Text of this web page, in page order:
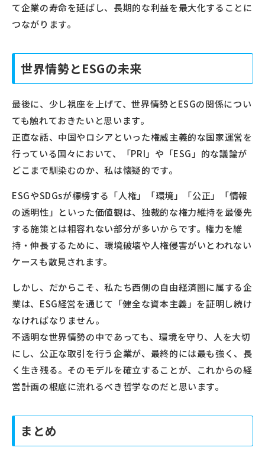
て企業の寿命を延ばし、長期的な利益を最大化することに
つながります。
世界情勢とESGの未来
最後に、少し視座を上げて、世界情勢とESGの関係につい
ても触れておきたいと思います。
正直な話、中国やロシアといった権威主義的な国家運営を
行っている国々において、「PRI」や「ESG」的な議論が
どこまで馴染むのか、私は懐疑的です。
ESGやSDGsが標榜する「人権」「環境」「公正」「情報
の透明性」といった価値観は、独裁的な権力維持を最優先
する施策とは相容れない部分が多いからです。権力を維
持・伸長するために、環境破壊や人権侵害がいとわれない
ケースも散見されます。
しかし、だからこそ、私たち西側の自由経済圏に属する企
業は、ESG経営を通じて「健全な資本主義」を証明し続け
なければなりません。
不透明な世界情勢の中であっても、環境を守り、人を大切
にし、公正な取引を行う企業が、最終的には最も強く、長
く生き残る。そのモデルを確立することが、これからの経
営計画の根底に流れるべき哲学なのだと思います。
まとめ